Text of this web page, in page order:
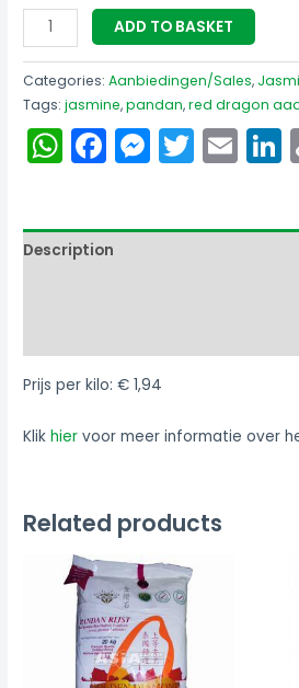
ratings
ADD TO BASKET
Categories:Aanbiedingen/Sales,
Tags:jasmine,pandan,red dragon
WhatsApp
Facebook
Description
Prijs per kilo: € 1,94
Klikhier voor meer informatie over
Related products